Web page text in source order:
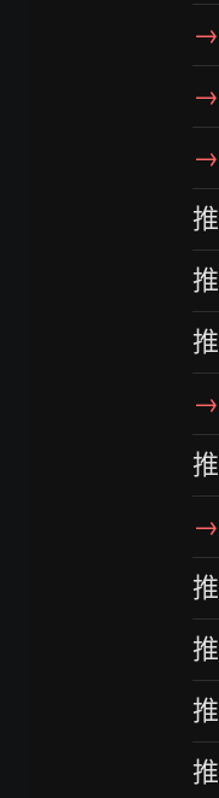
→
→
→
推
推
推
→
推
→
推
推
推
推